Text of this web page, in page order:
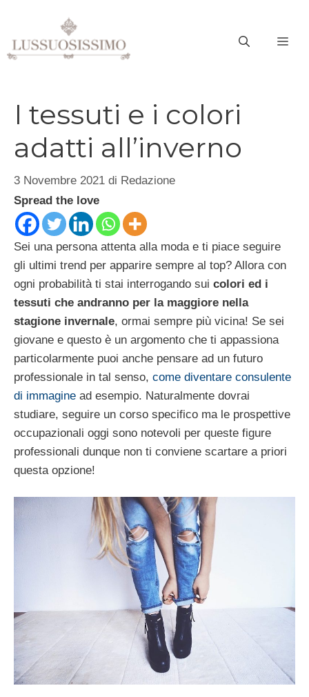
contenuto
I tessuti e i colori
adatti all’inverno
3 Novembre 2021 di Redazione
Spread the love
Sei una persona attenta alla moda e ti piace seguire
gli ultimi trend per apparire sempre al top? Allora con
ogni probabilità ti stai interrogando sui colori ed i
tessuti che andranno per la maggiore nella
stagione invernale, ormai sempre più vicina! Se sei
giovane e questo è un argomento che ti appassiona
particolarmente puoi anche pensare ad un futuro
professionale in tal senso, come diventare consulente
di immagine ad esempio. Naturalmente dovrai
studiare, seguire un corso specifico ma le prospettive
occupazionali oggi sono notevoli per queste figure
professionali dunque non ti conviene scartare a priori
questa opzione!